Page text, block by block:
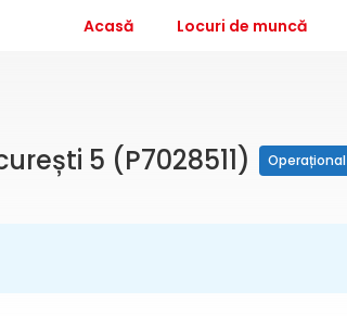
Acasă Locuri de muncă
5 (P7028511) Operațional